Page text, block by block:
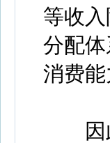
等收
分配
消费
因此